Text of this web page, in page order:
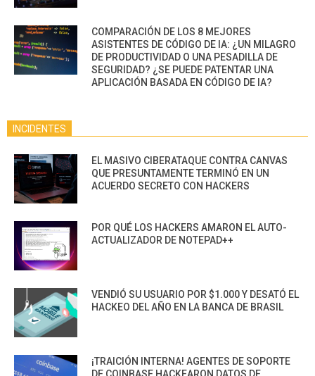
COMPARACIÓN DE LOS 8 MEJORES
ASISTENTES DE CÓDIGO DE IA: ¿UN MILAGRO
DE PRODUCTIVIDAD O UNA PESADILLA DE
SEGURIDAD? ¿SE PUEDE PATENTAR UNA
APLICACIÓN BASADA EN CÓDIGO DE IA?
INCIDENTES
EL MASIVO CIBERATAQUE CONTRA CANVAS
QUE PRESUNTAMENTE TERMINÓ EN UN
ACUERDO SECRETO CON HACKERS
POR QUÉ LOS HACKERS AMARON EL AUTO-
ACTUALIZADOR DE NOTEPAD++
VENDIÓ SU USUARIO POR $1.000 Y DESATÓ EL
HACKEO DEL AÑO EN LA BANCA DE BRASIL
¡TRAICIÓN INTERNA! AGENTES DE SOPORTE